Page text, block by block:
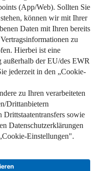
Nutzungsbedingungen
Über uns Bildquellen